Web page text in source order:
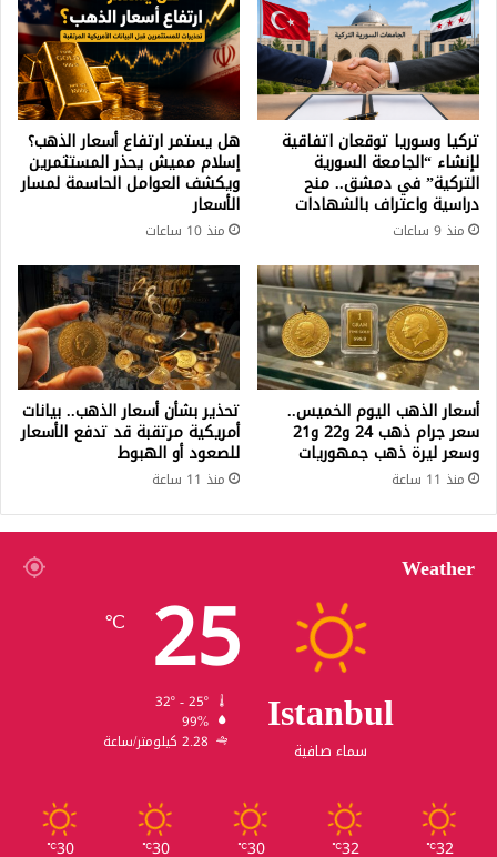
تركيا وسوريا توقعان اتفاقية
لإنشاء “الجامعة السورية
التركية” في دمشق.. منح
دراسية واعتراف بالشهادات
منذ 9 ساعات
هل يستمر ارتفاع أسعار الذهب؟
إسلام مميش يحذر المستثمرين
ويكشف العوامل الحاسمة لمسار
الأسعار
منذ 10 ساعات
أسعار الذهب اليوم الخميس..
سعر جرام ذهب 24 و22 و21
وسعر ليرة ذهب جمهوريات
منذ 11 ساعة
تحذير بشأن أسعار الذهب.. بيانات
أمريكية مرتقبة قد تدفع الأسعار
للصعود أو الهبوط
منذ 11 ساعة
Weather
Istanbul
سماء صافية
25
℃
99%
2.28 كيلومتر/ساعة
32
℃
32
℃
30
℃
30
℃
30
℃